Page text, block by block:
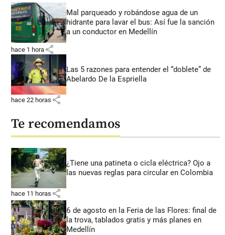
Mal parqueado y robándose agua de un
hidrante para lavar el bus: Así fue la sanción
a un conductor en Medellín
hace 1 hora share
Las 5 razones para entender el “doblete” de
Abelardo De la Espriella
hace 22 horas share
Te recomendamos
¿Tiene una patineta o cicla eléctrica? Ojo a
las nuevas reglas para circular en Colombia
hace 11 horas share
6 de agosto en la Feria de las Flores: final de
la trova, tablados gratis y más planes en
Medellín